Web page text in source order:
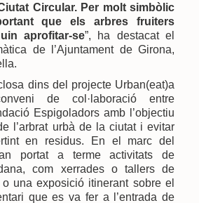
Circular. Per molt simbòlic
que els arbres fruiters
aprofitar-se”, ha destacat el
de l’Ajuntament de Girona,
dins del projecte Urban(eat)a
de col·laboració entre
Espigoladors amb l’objectiu
l’arbrat urbà de la ciutat i evitar
en residus. En el marc del
portat a terme activitats de
com xerrades o tallers de
o una exposició itinerant sobre el
que es va fer a l’entrada de